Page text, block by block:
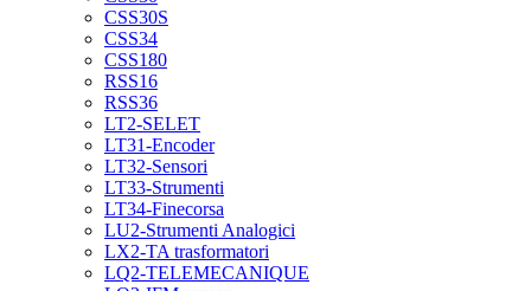
CSS30S
CSS34
CSS180
RSS16
RSS36
LT2-SELET
LT31-Encoder
LT32-Sensori
LT33-Strumenti
LT34-Finecorsa
LU2-Strumenti Analogici
LX2-TA trasformatori
LQ2-TELEMECANIQUE